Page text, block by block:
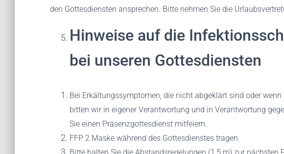
den Gottesdiensten ansprechen. Bitte nehmen Sie die
Hinweise auf die
bei unseren Gottesdiensten
Bei Erkältungssymptomen, die nicht abgeklärt sind oder
bitten wir in eigener Verantwortung und in Verantwortung
Sie einen Präsenzgottesdienst mitfeiern.
FFP 2 Maske während des Gottesdienstes tragen